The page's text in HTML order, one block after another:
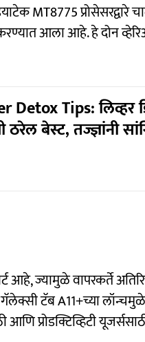
MT8775
करण्यात आला आहे. हे दोन
Detox Tips: लिव्हर
ठरेल बेस्ट, तज्ज्ञांनी
आहे, ज्यामुळे वापरकर्ते
टॅब A11+च्या
प्रोडक्टिव्हिटी